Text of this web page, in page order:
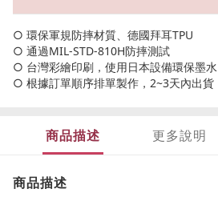
○ 環保軍規防摔材質、德國拜耳TPU
○ 通過MIL-STD-810H防摔測試
○ 台灣彩繪印刷，使用日本設備環保墨水
○ 根據訂單順序排單製作，2~3天內出貨
商品描述 更多說明
商品描述